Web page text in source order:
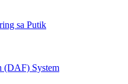
sa Putik
(DAF) System